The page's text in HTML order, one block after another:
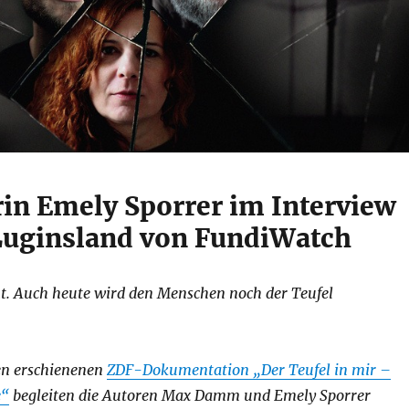
Emely Sporrer im Interview
von FundiWatch
Auch heute wird den Menschen noch der Teufel
erschienenen ZDF-Dokumentation „Der Teufel in mir –
begleiten die Autoren Max Damm und Emely Sporrer